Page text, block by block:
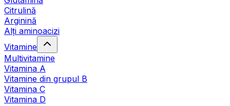
Citrulină
Arginină
Alți aminoacizi
Vitamine
Multivitamine
Vitamina A
Vitamine din grupul B
Vitamina C
Vitamina D